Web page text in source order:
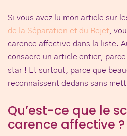
Si vous avez lu mon article sur
de la Séparation et du Rejet ,
carence affective dans la liste.
consacre un article entier,
star ! Et surtout, parce que
reconnaissent dedans sans
Qu’est-ce que le
carence affective ?